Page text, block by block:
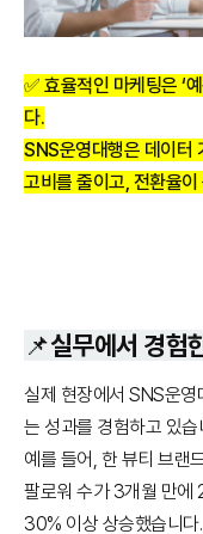
✅ 효율적인 마케팅은 ‘
다.
SNS운영대행은 데이터
고비를 줄이고, 전환율
📌실무에서 경험
실제 현장에서 SNS운영
는 성과를 경험하고 있습
예를 들어, 한 뷰티 브랜
팔로워 수가 3개월 만에
30% 이상 상승했습니다.